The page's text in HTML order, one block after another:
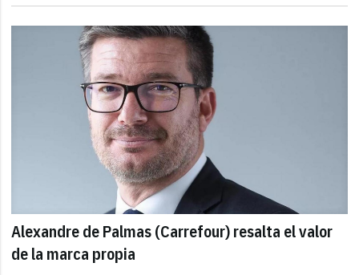
Alexandre de Palmas (Carrefour) resalta el valor
de la marca propia